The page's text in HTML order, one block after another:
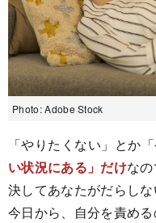
Photo: Adobe Stock
「やりたくない」とか
い状況にある」だけなの
決してあなたがだらしな
今日から、自分を責める